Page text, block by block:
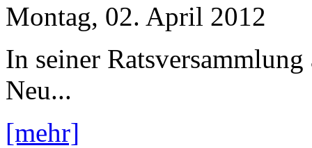
Montag, 02. April 2012
In seiner
Neu...
[mehr]